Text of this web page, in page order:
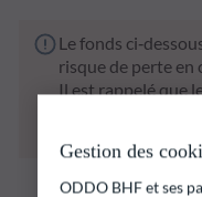
Le fonds
risque de perte en
Il est rappelé que
Gestion des
ODDO BHF et ses